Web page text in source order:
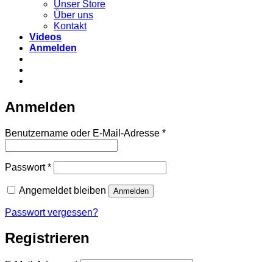
Unser Store
Über uns
Kontakt
Videos
Anmelden
Anmelden
Benutzername oder E-Mail-Adresse *Erforderlich
Passwort*Erforderlich
Angemeldet bleiben Anmelden
Passwort vergessen?
Registrieren